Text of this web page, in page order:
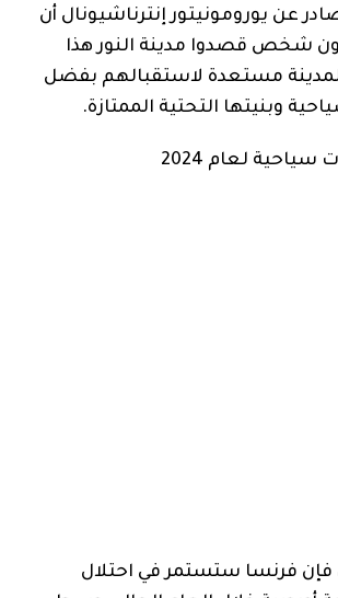
عن يورومونيتور إنترناشيونال أن
من 70 مليون شخص قصدوا مدينة النور هذا
مستعدة لاستقبالهم بفضل
وبنيتها التحتية الممتازة.
فإن فرنسا ستستمر في احتلال